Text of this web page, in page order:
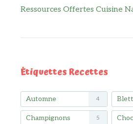
Ressources Offertes Cuisine
Étiquettes Recettes
Automne 4
Champignons 5